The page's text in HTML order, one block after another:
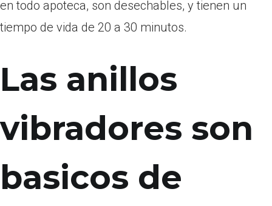
en todo apoteca, son desechables, y tienen un
tiempo de vida de 20 a 30 minutos.
Las anillos
vibradores son
basicos de